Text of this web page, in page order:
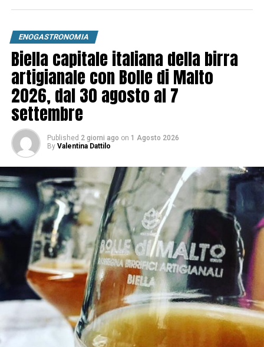
ENOGASTRONOMIA
Biella capitale italiana della birra
artigianale con Bolle di Malto
2026, dal 30 agosto al 7
settembre
Published 2 giorni ago on 1 Agosto 2026
By Valentina Dattilo